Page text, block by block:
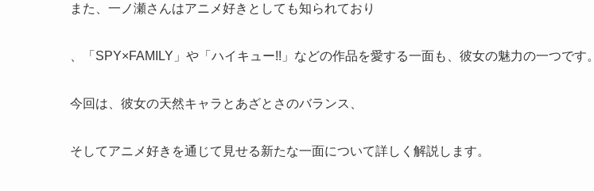
また、一ノ瀬さんはアニメ好きとしても知られており
、「SPY×FAMILY」や「ハイキュー!!」などの作品を愛する一面も、彼女の魅力の一つです。
今回は、彼女の天然キャラとあざとさのバランス、
そしてアニメ好きを通じて見せる新たな一面について詳しく解説します。